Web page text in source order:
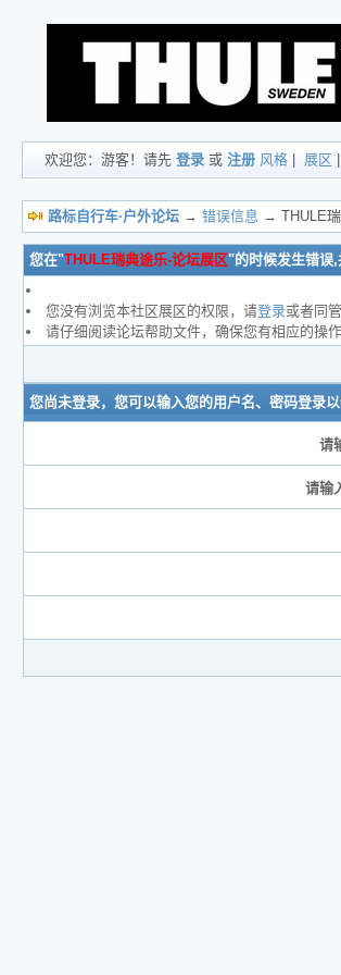
欢迎您：游客！请先登录 或注册 风格 展区
路标自行车·户外论坛 →错误信息 → THULE
您在"THULE瑞典途乐-论坛展区"的时候发生错误,
您没有浏览本社区展区的权限，请登录或者同
请仔细阅读论坛帮助文件，确保您有相应的操作
您尚未登录，您可以输入您的用户名、密码登录以
请
请输